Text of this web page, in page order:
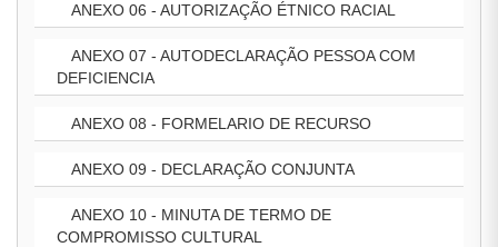
ANEXO 06 - AUTORIZAÇÃO ÉTNICO RACIAL
ANEXO 07 - AUTODECLARAÇÃO PESSOA COM
DEFICIENCIA
ANEXO 08 - FORMELARIO DE RECURSO
ANEXO 09 - DECLARAÇÃO CONJUNTA
ANEXO 10 - MINUTA DE TERMO DE
COMPROMISSO CULTURAL